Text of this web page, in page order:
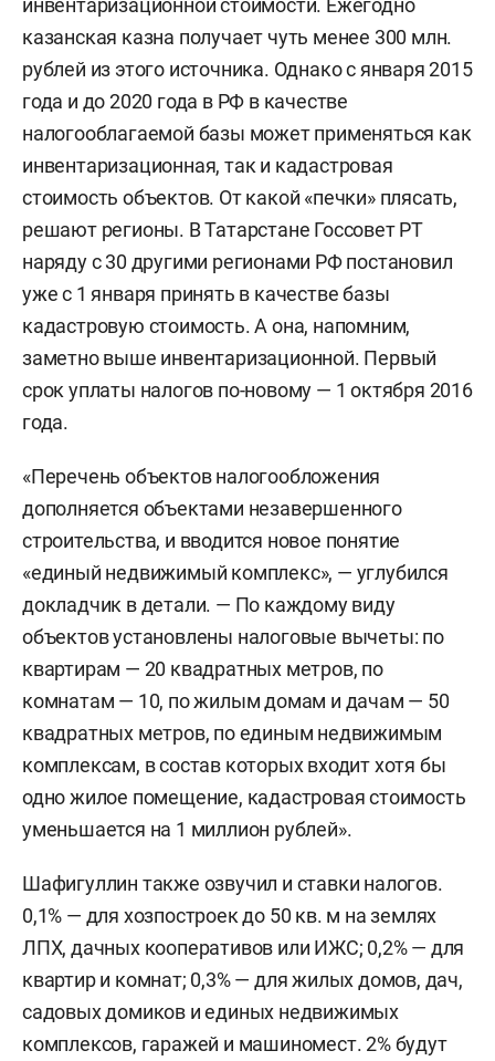
инвентаризационной стоимости. Ежегодно
казанская казна получает чуть менее 300 млн.
рублей из этого источника. Однако с января 2015
года и до 2020 года в РФ в качестве
налогооблагаемой базы может применяться как
инвентаризационная, так и кадастровая
стоимость объектов. От какой «печки» плясать,
решают регионы. В Татарстане Госсовет РТ
наряду с 30 другими регионами РФ постановил
уже с 1 января принять в качестве базы
кадастровую стоимость. А она, напомним,
заметно выше инвентаризационной. Первый
срок уплаты налогов по-новому — 1 октября 2016
года.
«Перечень объектов налогообложения
дополняется объектами незавершенного
строительства, и вводится новое понятие
«единый недвижимый комплекс», — углубился
докладчик в детали. — По каждому виду
объектов установлены налоговые вычеты: по
квартирам — 20 квадратных метров, по
комнатам — 10, по жилым домам и дачам — 50
квадратных метров, по единым недвижимым
комплексам, в состав которых входит хотя бы
одно жилое помещение, кадастровая стоимость
уменьшается на 1 миллион рублей».
Шафигуллин также озвучил и ставки налогов.
0,1% — для хозпостроек до 50 кв. м на землях
ЛПХ, дачных кооперативов или ИЖС; 0,2% — для
квартир и комнат; 0,3% — для жилых домов, дач,
садовых домиков и единых недвижимых
комплексов, гаражей и машиномест. 2% будут